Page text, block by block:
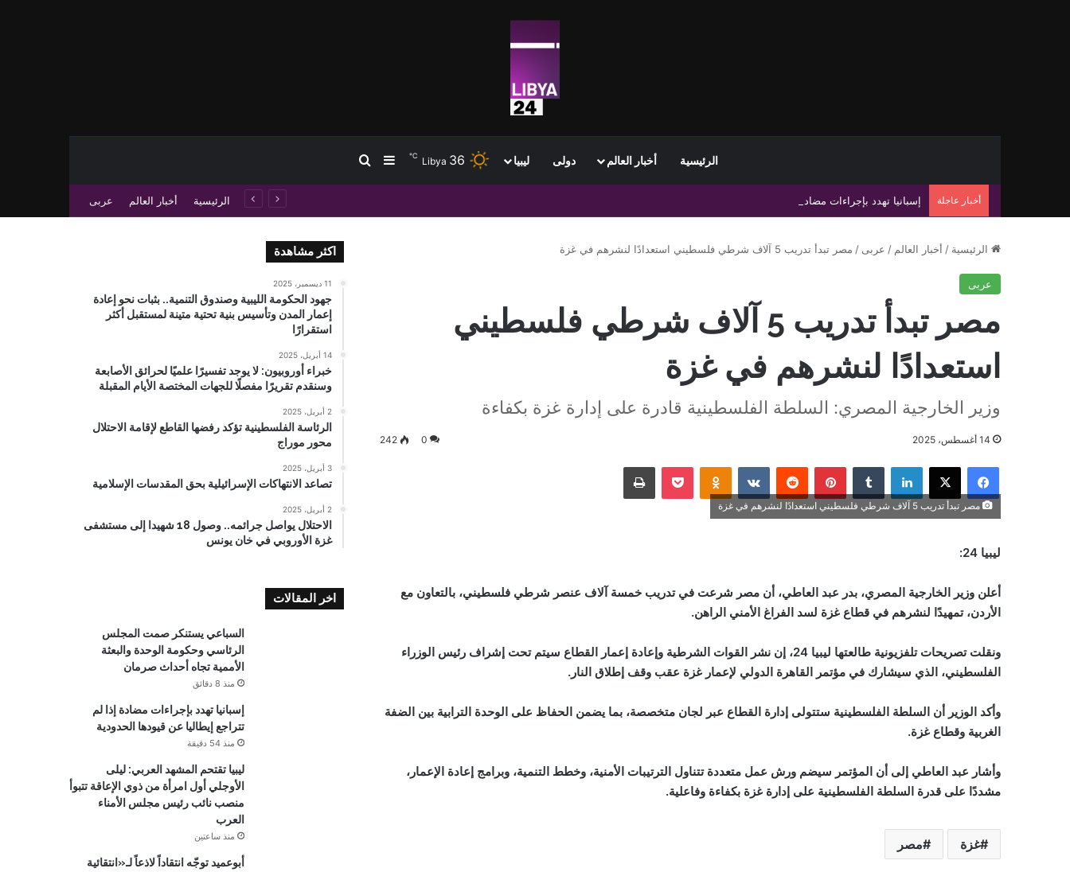
الرئيسية أخبار العالم دولى ليبيا Libya 36
℃ إضافة عمود جانبي
بحث عن
أخبار عاجلة إسبانيا تهدد بإجراءات مضادة إذا لم تتراجع إيطاليا عن قيودها الحدودية الرئيسية أخبار العالم عربى
الرئيسية / أخبار العالم / عربى / مصر تبدأ تدريب 5 آلاف شرطي فلسطيني استعدادًا لنشرهم في غزة
عربى
مصر تبدأ تدريب 5 آلاف شرطي فلسطيني
استعدادًا لنشرهم في غزة
وزير الخارجية المصري: السلطة الفلسطينية قادرة على إدارة غزة بكفاءة
14 أغسطس، 2025 0
242
فيسبوك ‫X لينكدإن بينتيريست Odnoklassniki
‫Pocket طباعة
مصر تبدأ تدريب 5 آلاف شرطي فلسطيني استعدادًا لنشرهم في غزة
ليبيا 24:
أعلن وزير الخارجية المصري، بدر عبد العاطي، أن مصر شرعت في تدريب خمسة آلاف عنصر شرطي فلسطيني، بالتعاون مع
الأردن، تمهيدًا لنشرهم في قطاع غزة لسد الفراغ الأمني الراهن.
ونقلت تصريحات تلفزيونية طالعتها ليبيا 24، إن نشر القوات الشرطية وإعادة إعمار القطاع سيتم تحت إشراف رئيس الوزراء
الفلسطيني، الذي سيشارك في مؤتمر القاهرة الدولي لإعمار غزة عقب وقف إطلاق النار.
وأكد الوزير أن السلطة الفلسطينية ستتولى إدارة القطاع عبر لجان متخصصة، بما يضمن الحفاظ على الوحدة الترابية بين الضفة
الغربية وقطاع غزة.
وأشار عبد العاطي إلى أن المؤتمر سيضم ورش عمل متعددة تتناول الترتيبات الأمنية، وخطط التنمية، وبرامج إعادة الإعمار،
مشددًا على قدرة السلطة الفلسطينية على إدارة غزة بكفاءة وفاعلية.
غزة مصر
اكثر مشاهدة
11 ديسمبر، 2025
جهود الحكومة الليبية وصندوق التنمية.. بثبات نحو إعادة
إعمار المدن وتأسيس بنية تحتية متينة لمستقبل أكثر
استقرارًا
14 أبريل، 2025
خبراء أوروبيون: لا يوجد تفسيرًا علميًا لحرائق الأصابعة
وسنقدم تقريرًا مفصلًا للجهات المختصة الأيام المقبلة
2 أبريل، 2025
الرئاسة الفلسطينية تؤكد رفضها القاطع لإقامة الاحتلال
محور موراج
3 أبريل، 2025
تصاعد الانتهاكات الإسرائيلية بحق المقدسات الإسلامية
2 أبريل، 2025
الاحتلال يواصل جرائمه.. وصول 18 شهيدا إلى مستشفى
غزة الأوروبي في خان يونس
اخر المقالات
السباعي يستنكر صمت المجلس
الرئاسي وحكومة الوحدة والبعثة
الأممية تجاه أحداث صرمان
منذ 8 دقائق
إسبانيا تهدد بإجراءات مضادة إذا لم
تتراجع إيطاليا عن قيودها الحدودية
منذ 54 دقيقة
ليبيا تقتحم المشهد العربي: ليلى
الأوجلي أول امرأة من ذوي الإعاقة تتبوأ
منصب نائب رئيس مجلس الأمناء
العرب
منذ ساعتين
أبوعميد توجّه انتقاداً لاذعاً لـ«انتقائية